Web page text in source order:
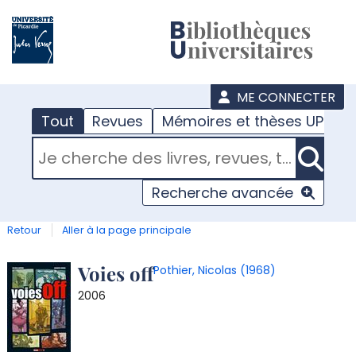
ME CONNECTER
Tout Revues Mémoires et thèses UPJV
RECHERCHER DANS "TOUT"
Recherche avancée
Retour Aller à la page principale
Détail
document
Voies offPothier, Nicolas (1968)
2006